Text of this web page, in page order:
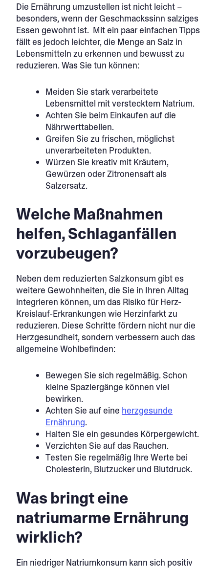
Die Ernährung umzustellen ist nicht leicht –
besonders, wenn der Geschmackssinn salziges
Essen gewohnt ist. Mit ein paar einfachen Tipps
fällt es jedoch leichter, die Menge an Salz in
Lebensmitteln zu erkennen und bewusst zu
reduzieren. Was Sie tun können:
Meiden Sie stark verarbeitete
Lebensmittel mit verstecktem Natrium.
Achten Sie beim Einkaufen auf die
Nährwerttabellen.
Greifen Sie zu frischen, möglichst
unverarbeiteten Produkten.
Würzen Sie kreativ mit Kräutern,
Gewürzen oder Zitronensaft als
Salzersatz.
Welche Maßnahmen
helfen, Schlaganfällen
vorzubeugen?
Neben dem reduzierten Salzkonsum gibt es
weitere Gewohnheiten, die Sie in Ihren Alltag
integrieren können, um das Risiko für Herz-
Kreislauf-Erkrankungen wie Herzinfarkt zu
reduzieren. Diese Schritte fördern nicht nur die
Herzgesundheit, sondern verbessern auch das
allgemeine Wohlbefinden:
Bewegen Sie sich regelmäßig. Schon
kleine Spaziergänge können viel
bewirken.
Achten Sie auf eine herzgesunde
Ernährung.
Halten Sie ein gesundes Körpergewicht.
Verzichten Sie auf das Rauchen.
Testen Sie regelmäßig Ihre Werte bei
Cholesterin, Blutzucker und Blutdruck.
Was bringt eine
natriumarme Ernährung
wirklich?
Ein niedriger Natriumkonsum kann sich positiv